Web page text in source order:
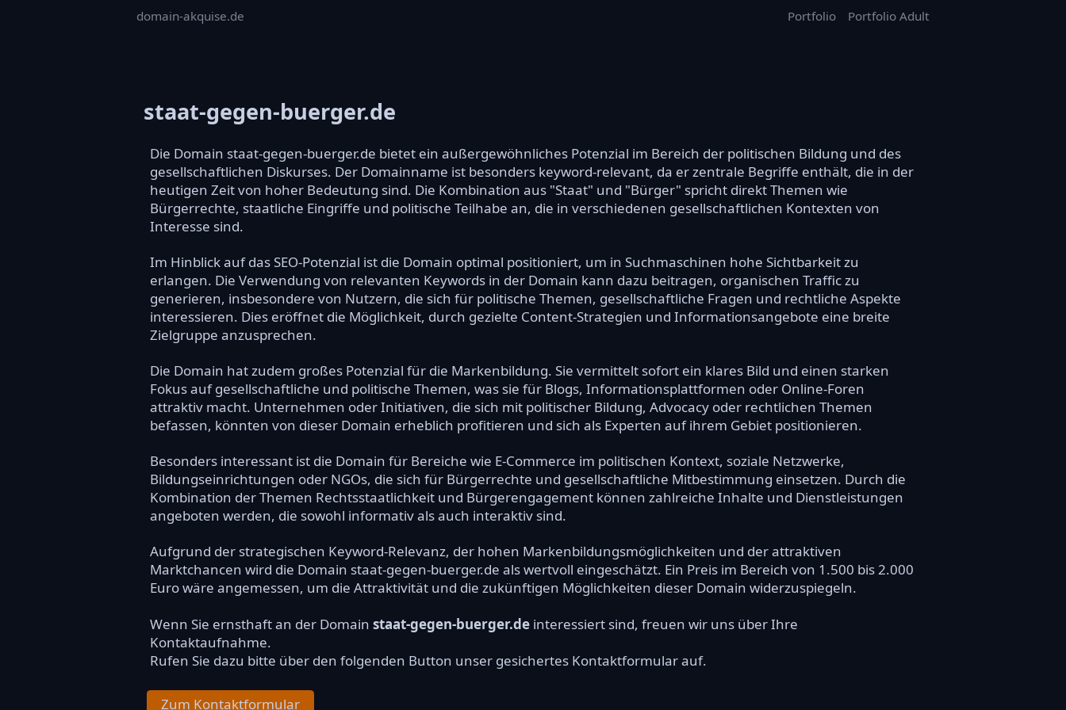
domain-akquise.de Portfolio Portfolio Adult
staat-gegen-buerger.de
Die Domain staat-gegen-buerger.de bietet ein außergewöhnliches Potenzial im Bereich der politischen Bildung und des
gesellschaftlichen Diskurses. Der Domainname ist besonders keyword-relevant, da er zentrale Begriffe enthält, die in der
heutigen Zeit von hoher Bedeutung sind. Die Kombination aus "Staat" und "Bürger" spricht direkt Themen wie
Bürgerrechte, staatliche Eingriffe und politische Teilhabe an, die in verschiedenen gesellschaftlichen Kontexten von
Interesse sind.
Im Hinblick auf das SEO-Potenzial ist die Domain optimal positioniert, um in Suchmaschinen hohe Sichtbarkeit zu
erlangen. Die Verwendung von relevanten Keywords in der Domain kann dazu beitragen, organischen Traffic zu
generieren, insbesondere von Nutzern, die sich für politische Themen, gesellschaftliche Fragen und rechtliche Aspekte
interessieren. Dies eröffnet die Möglichkeit, durch gezielte Content-Strategien und Informationsangebote eine breite
Zielgruppe anzusprechen.
Die Domain hat zudem großes Potenzial für die Markenbildung. Sie vermittelt sofort ein klares Bild und einen starken
Fokus auf gesellschaftliche und politische Themen, was sie für Blogs, Informationsplattformen oder Online-Foren
attraktiv macht. Unternehmen oder Initiativen, die sich mit politischer Bildung, Advocacy oder rechtlichen Themen
befassen, könnten von dieser Domain erheblich profitieren und sich als Experten auf ihrem Gebiet positionieren.
Besonders interessant ist die Domain für Bereiche wie E-Commerce im politischen Kontext, soziale Netzwerke,
Bildungseinrichtungen oder NGOs, die sich für Bürgerrechte und gesellschaftliche Mitbestimmung einsetzen. Durch die
Kombination der Themen Rechtsstaatlichkeit und Bürgerengagement können zahlreiche Inhalte und Dienstleistungen
angeboten werden, die sowohl informativ als auch interaktiv sind.
Aufgrund der strategischen Keyword-Relevanz, der hohen Markenbildungsmöglichkeiten und der attraktiven
Marktchancen wird die Domain staat-gegen-buerger.de als wertvoll eingeschätzt. Ein Preis im Bereich von 1.500 bis 2.000
Euro wäre angemessen, um die Attraktivität und die zukünftigen Möglichkeiten dieser Domain widerzuspiegeln.
Wenn Sie ernsthaft an der Domain staat-gegen-buerger.de interessiert sind, freuen wir uns über Ihre
Kontaktaufnahme.
Rufen Sie dazu bitte über den folgenden Button unser gesichertes Kontaktformular auf.
Zum Kontaktformular